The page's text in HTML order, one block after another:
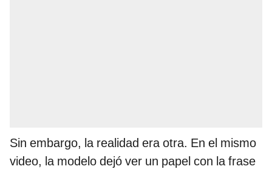
Sin embargo, la realidad era otra. En el mismo
video, la modelo dejó ver un papel con la frase